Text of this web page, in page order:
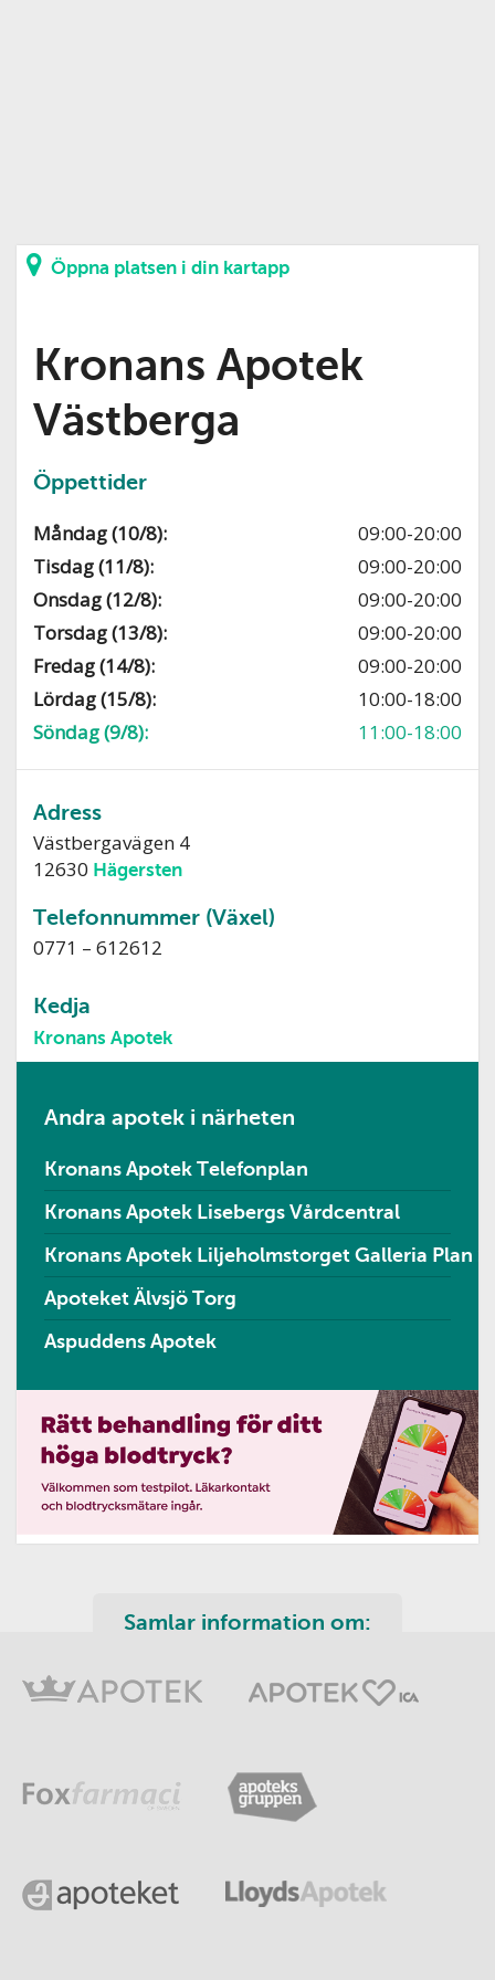
Öppna platsen i din kartapp
Kronans Apotek
Västberga
Öppettider
Måndag (10/8):
09:00-20:00
Tisdag (11/8):
09:00-20:00
Onsdag (12/8):
09:00-20:00
Torsdag (13/8):
09:00-20:00
Fredag (14/8):
09:00-20:00
Lördag (15/8):
10:00-18:00
Söndag (9/8):
11:00-18:00
Adress
Västbergavägen 4
12630 Hägersten
Telefonnummer (Växel)
0771 – 612612
Kedja
Kronans Apotek
Andra apotek i närheten
Kronans Apotek Telefonplan
Kronans Apotek Lisebergs Vårdcentral
Kronans Apotek Liljeholmstorget Galleria Plan 1
Apoteket Älvsjö Torg
Aspuddens Apotek
Samlar information om: